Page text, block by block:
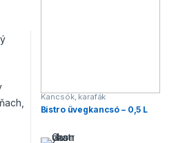
Kancsók, karafák
Bistro üvegkancsó – 0,5 L